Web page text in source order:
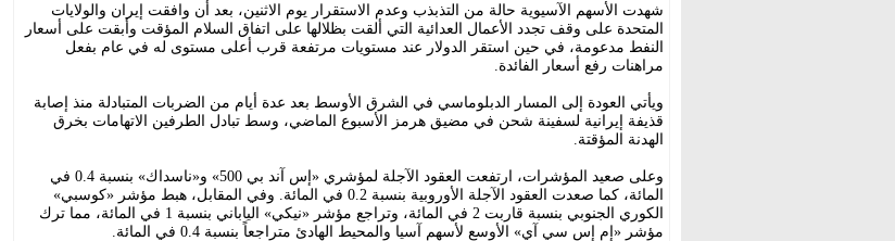
شهدت الأسهم الآسيوية حالة من التذبذب وعدم الاستقرار يوم الاثنين، بعد أن وافقت إيران والولايات
المتحدة على وقف تجدد الأعمال العدائية التي ألقت بظلالها على اتفاق السلام المؤقت وأبقت على أسعار
النفط مدعومة، في حين استقر الدولار عند مستويات مرتفعة قرب أعلى مستوى له في عام بفعل
مراهنات رفع أسعار الفائدة.
ويأتي العودة إلى المسار الدبلوماسي في الشرق الأوسط بعد عدة أيام من الضربات المتبادلة منذ إصابة
قذيفة إيرانية لسفينة شحن في مضيق هرمز الأسبوع الماضي، وسط تبادل الطرفين الاتهامات بخرق
الهدنة المؤقتة.
وعلى صعيد المؤشرات، ارتفعت العقود الآجلة لمؤشري «إس آند بي 500» و«ناسداك» بنسبة 0.4 في
المائة، كما صعدت العقود الآجلة الأوروبية بنسبة 0.2 في المائة. وفي المقابل، هبط مؤشر «كوسبي»
الكوري الجنوبي بنسبة قاربت 2 في المائة، وتراجع مؤشر «نيكي» الياباني بنسبة 1 في المائة، مما ترك
مؤشر «إم إس سي آي» الأوسع لأسهم آسيا والمحيط الهادئ متراجعاً بنسبة 0.4 في المائة.